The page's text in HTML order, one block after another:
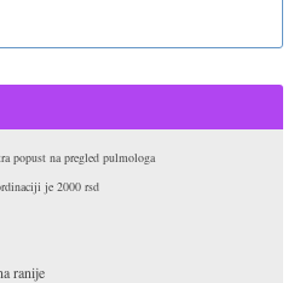
popust na pregled pulmologa
je 2000 rsd
ranije